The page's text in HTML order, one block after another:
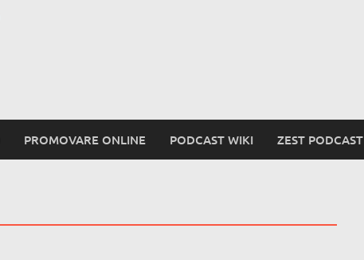
PROMOVARE ONLINE PODCAST WIKI ZEST PODCAST